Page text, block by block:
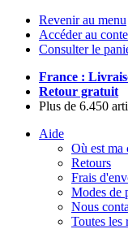
Revenir au menu
Accéder au
Consulter le
France :
Retour gratuit
Plus de 6.450
Aide
Où est ma
Retours
Frais
Modes de
Nous
Toutes les